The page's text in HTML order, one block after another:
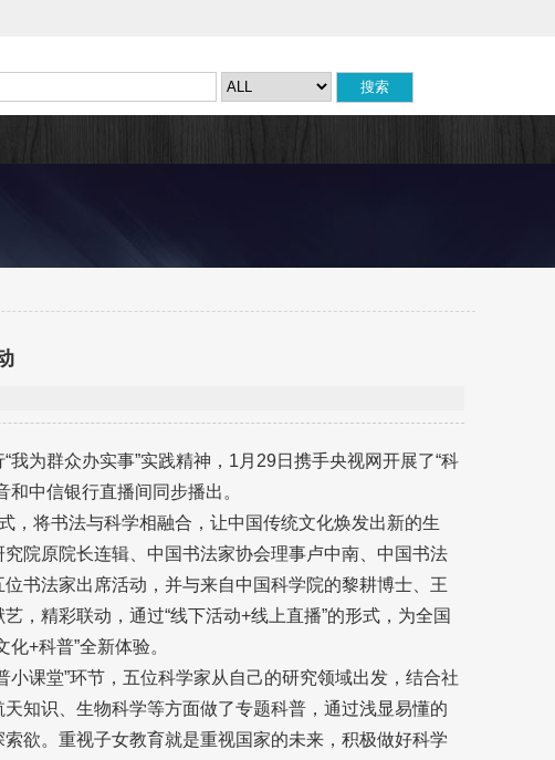
为群众办实事”实践精神，1月29日携手央视网开展了“科
中信银行直播间同步播出。
，将书法与科学相融合，让中国传统文化焕发出新的生
院原院长连辑、中国书法家协会理事卢中南、中国书法
书法家出席活动，并与来自中国科学院的黎耕博士、王
，精彩联动，通过“线下活动+线上直播”的形式，为全国
+科普”全新体验。
课堂”环节，五位科学家从自己的研究领域出发，结合社
知识、生物科学等方面做了专题科普，通过浅显易懂的
欲。重视子女教育就是重视国家的未来，积极做好科学